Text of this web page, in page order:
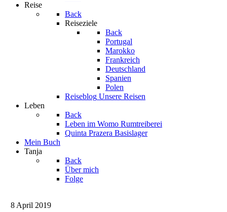
Reise
Back
Reiseziele
Back
Portugal
Marokko
Frankreich
Deutschland
Spanien
Polen
Reiseblog Unsere Reisen
Leben
Back
Leben im Womo Rumtreiberei
Quinta Prazera Basislager
Mein Buch
Tanja
Back
Über mich
Folge
8 April 2019